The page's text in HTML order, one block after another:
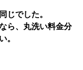
じでした。
ら、丸洗い料金分
。